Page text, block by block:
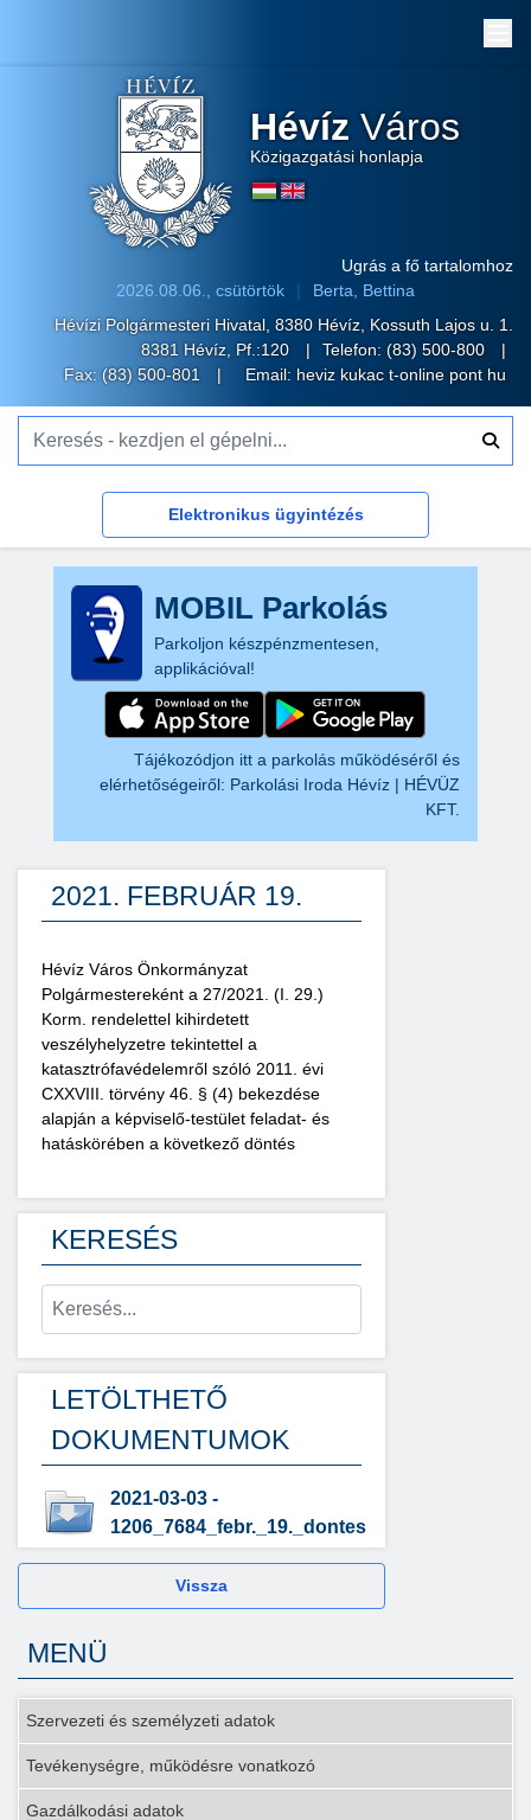
Hévíz Város
Közigazgatási honlapja
Ugrás a fő tartalomhoz
2026.08.06., csütörtök
Berta, Bettina
Hévízi Polgármesteri Hivatal, 8380 Hévíz, Kossuth Lajos u. 1.
8381 Hévíz, Pf.:120
Telefon: (83) 500-800
Fax: (83) 500-801
Email: heviz kukac t-online pont hu
Elektronikus ügyintézés
MOBIL Parkolás
Parkoljon készpénzmentesen,
applikációval!
Tájékozódjon itt a parkolás működéséről és
elérhetőségeiről: Parkolási Iroda Hévíz | HÉVÜZ
KFT.
2021. FEBRUÁR 19.
Hévíz Város Önkormányzat
Polgármestereként a 27/2021. (I. 29.)
Korm. rendelettel kihirdetett
veszélyhelyzetre tekintettel a
katasztrófavédelemről szóló 2011. évi
CXXVIII. törvény 46. § (4) bekezdése
alapján a képviselő-testület feladat- és
hatáskörében a következő döntés
KERESÉS
LETÖLTHETŐ
DOKUMENTUMOK
2021-03-03 -
1206_7684_febr._19._dontes
Vissza
MENÜ
Szervezeti és személyzeti adatok
Tevékenységre, működésre vonatkozó
Gazdálkodási adatok